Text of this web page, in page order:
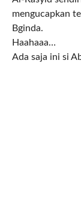
mengucapkan
Bginda.
Haahaaa…
Ada saja ini si